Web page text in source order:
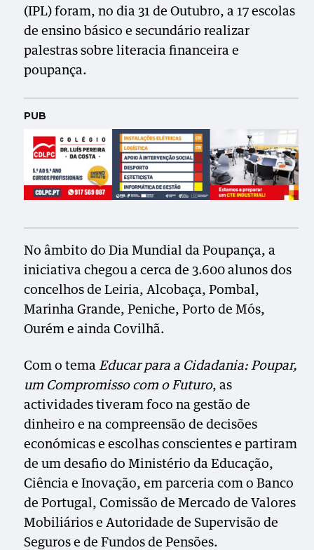
(IPL) foram, no dia 31 de Outubro, a 17 escolas
de ensino básico e secundário realizar
palestras sobre literacia financeira e
poupança.
PUB
No âmbito do Dia Mundial da Poupança, a
iniciativa chegou a cerca de 3.600 alunos dos
concelhos de Leiria, Alcobaça, Pombal,
Marinha Grande, Peniche, Porto de Mós,
Ourém e ainda Covilhã.
Com o temaEducar para a Cidadania: Poupar,
um Compromisso com o Futuro, as
actividades tiveram foco na gestão de
dinheiro e na compreensão de decisões
económicas e escolhas conscientes e partiram
de um desafio do Ministério da Educação,
Ciência e Inovação, em parceria com o Banco
de Portugal, Comissão de Mercado de Valores
Mobiliários e Autoridade de Supervisão de
Seguros e de Fundos de Pensões.